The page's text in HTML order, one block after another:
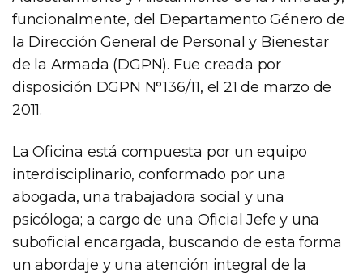
funcionalmente, del Departamento Género de
la Dirección General de Personal y Bienestar
de la Armada (DGPN). Fue creada por
disposición DGPN N°136/11, el 21 de marzo de
2011.
La Oficina está compuesta por un equipo
interdisciplinario, conformado por una
abogada, una trabajadora social y una
psicóloga; a cargo de una Oficial Jefe y una
suboficial encargada, buscando de esta forma
un abordaje y una atención integral de la